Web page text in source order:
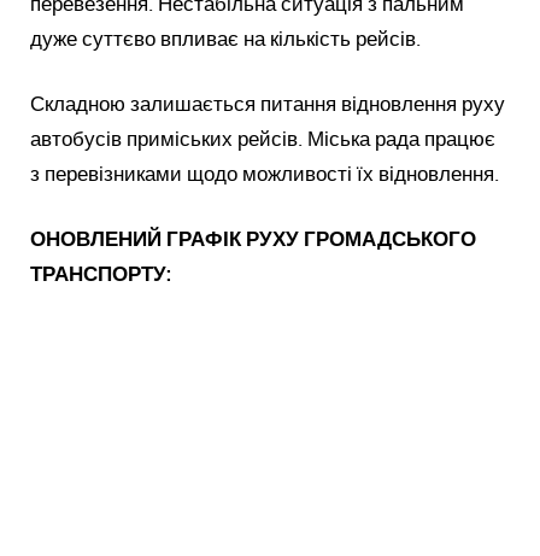
дуже суттєво впливає на кількість рейсів.
Складною залишається питання відновлення руху
автобусів приміських рейсів. Міська рада працює
з перевізниками щодо можливості їх відновлення.
ОНОВЛЕНИЙ ГРАФІК РУХУ ГРОМАДСЬКОГО
ТРАНСПОРТУ: